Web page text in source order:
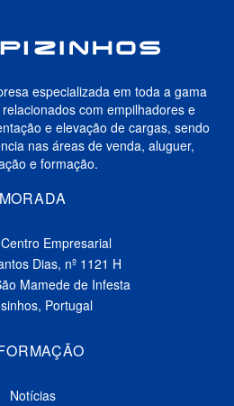
especializada em toda a gama
com empilhadores e
e elevação de cargas, sendo
nas áreas de venda, aluguer,
e formação.
MORADA
Empresarial
Dias, nº 1121 H
Mamede de Infesta
Portugal
Notícias